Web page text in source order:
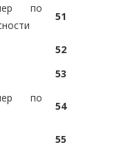
по
51
52
53
по
54
55